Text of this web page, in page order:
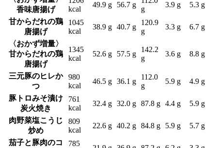
香味唐揚げ
kcal
49.9 g 56.7 g
g
3.9 g 5.3 g
甘からだれの鶏
唐揚げ
1045
kcal
38.9 g 40.7 g
120.9
g
3.3 g 6.7 g
〈おかず増量〉
甘からだれの鶏
唐揚げ
1345
kcal
52.6 g 57.5 g
142.2
g
3.6 g 8.8 g
三元豚のヒレか
つ
980
kcal
46.5 g 36.1 g
112.0
g
5.9 g 4.9 g
豚トロみそ漬け
炭火焼き
761
kcal
32.4 g 32.0 g 87.8 g 4.4 g 5.9 g
肉野菜塩こうじ
炒め
809
kcal
22.6 g 40.2 g 84.8 g 5.9 g 5.7 g
茄子と豚肉のコ
785